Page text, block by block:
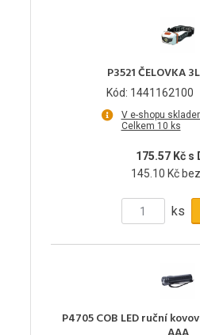
P3521 ČELOVKA
Kód: 1441162100
V e-shopu
Celkem 10 ks
175.57 Kč s
145.10 Kč
ks
P4705 COB LED ruční